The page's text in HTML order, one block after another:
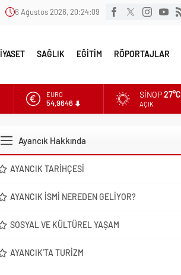
6 Ağustos 2026, 20:24:10
SAĞLIK EĞİTİM RÖPORTAJLAR
ALTIN
6.488,95
EURO
54,9646
SINOP27°C
AÇIK
Ayancık Hakkında
AYANCIK TARIHÇESI
AYANCIK İSMI NEREDEN GELIYOR?
SOSYAL VE KÜLTÜREL YAŞAM
AYANCIK’TA TURIZM